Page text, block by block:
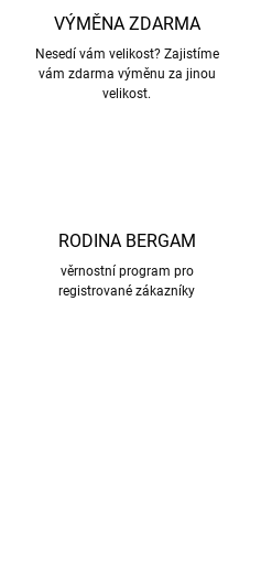
VÝMĚNA ZDARMA
Nesedí vám velikost? Zajistíme
vám zdarma výměnu za jinou
velikost.
RODINA BERGAM
věrnostní program pro
registrované zákazníky